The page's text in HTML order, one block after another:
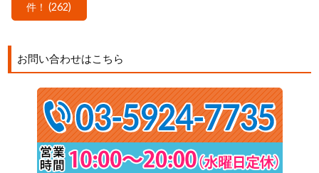
件！ (262)
お問い合わせはこちら